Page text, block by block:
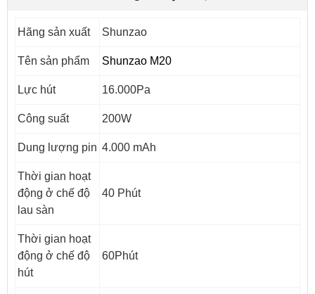
Hãng sản xuất Shunzao
Tên sản phẩm Shunzao M20
Lực hút 16.000Pa
Công suất 200W
Dung lượng pin 4.000 mAh
Thời gian hoạt
động ở chế độ
lau sàn
40 Phút
Thời gian hoạt
động ở chế độ
hút
60Phút